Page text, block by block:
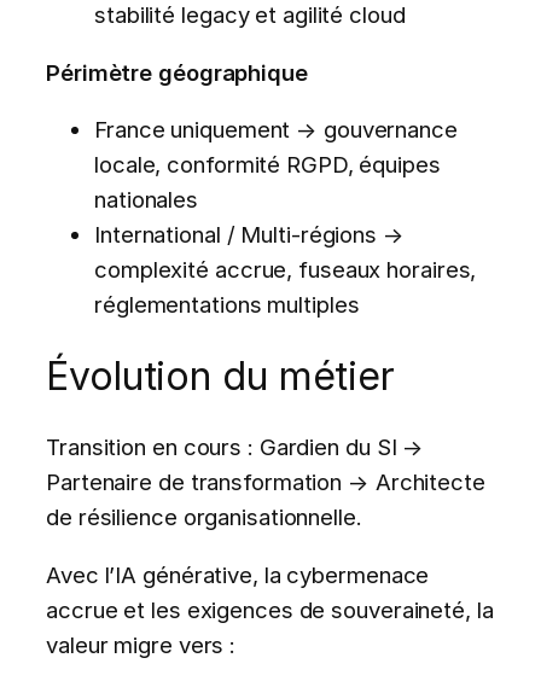
stabilité legacy et agilité cloud
Périmètre géographique
France uniquement → gouvernance
locale, conformité RGPD, équipes
nationales
International / Multi-régions →
complexité accrue, fuseaux horaires,
réglementations multiples
Évolution du métier
Transition en cours : Gardien du SI →
Partenaire de transformation → Architecte
de résilience organisationnelle.
Avec l’IA générative, la cybermenace
accrue et les exigences de souveraineté, la
valeur migre vers :